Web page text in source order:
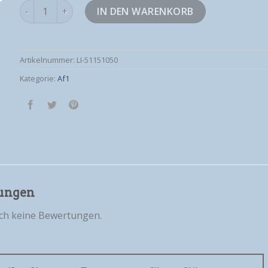
af1 Menge IN DEN WARENKORB
Artikelnummer: LI-51151050
Kategorie: Af1
keine Bewertungen.